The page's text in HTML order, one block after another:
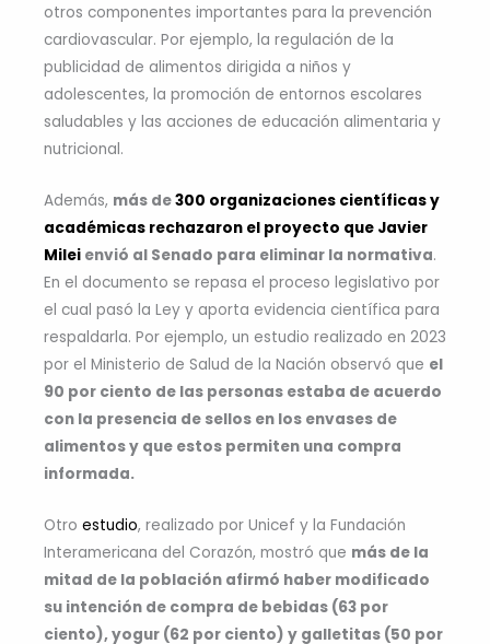
otros componentes importantes para la prevención
cardiovascular. Por ejemplo, la regulación de la
publicidad de alimentos dirigida a niños y
adolescentes, la promoción de entornos escolares
saludables y las acciones de educación alimentaria y
nutricional.
Además, más de300 organizaciones científicas y
académicas rechazaron el proyecto que Javier
Milei envió al Senado para eliminar la normativa.
En el documento se repasa el proceso legislativo por
el cual pasó la Ley y aporta evidencia científica para
respaldarla. Por ejemplo, un estudio realizado en 2023
por el Ministerio de Salud de la Nación observó que el
90 por ciento de las personas estaba de acuerdo
con la presencia de sellos en los envases de
alimentos y que estos permiten una compra
informada.
Otro estudio, realizado por Unicef y la Fundación
Interamericana del Corazón, mostró que más de la
mitad de la población afirmó haber modificado
su intención de compra de bebidas (63 por
ciento), yogur (62 por ciento) y galletitas (50 por